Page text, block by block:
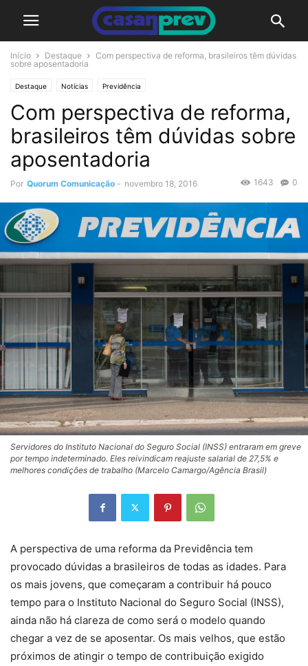
Início Destaque
Com perspectiva de reforma, brasileiros têm dúvidas
sobre aposentadoria
Destaque Notícias Previdência
Com perspectiva de reforma,
brasileiros têm dúvidas sobre
aposentadoria
Por Quorum Comunicação - novembro 18, 2016 0
1643
Servidores do Instituto Nacional do Seguro Social (INSS) entraram em greve
por tempo indeterminado. Eles reivindicam reajuste salarial de 27,5% e
melhores condições de trabalho (Marcelo Camargo/Agência Brasil)
A perspectiva de uma reforma da Previdência tem
provocado dúvidas a brasileiros de todas as idades. Para
os mais jovens, que começaram a contribuir há pouco
tempo para o Instituto Nacional do Seguro Social (INSS),
ainda não há clareza de como será o modelo quando
chegar a vez de se aposentar. Os mais velhos, que estão
próximos de atingir o tempo de contribuição exigido